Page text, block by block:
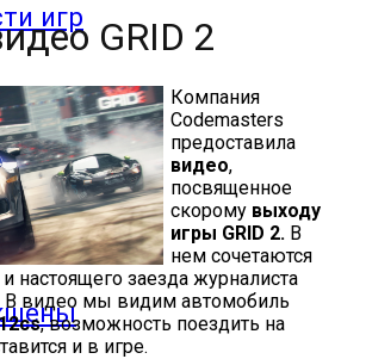
игр GRID 2
Компания
Codemasters
предоставила
видео,
посвященное
скорому выходу
игры GRID 2. В
нем сочетаются
настоящего заезда журналиста
В видео мы видим автомобиль
, возможность поездить на
и в игре.